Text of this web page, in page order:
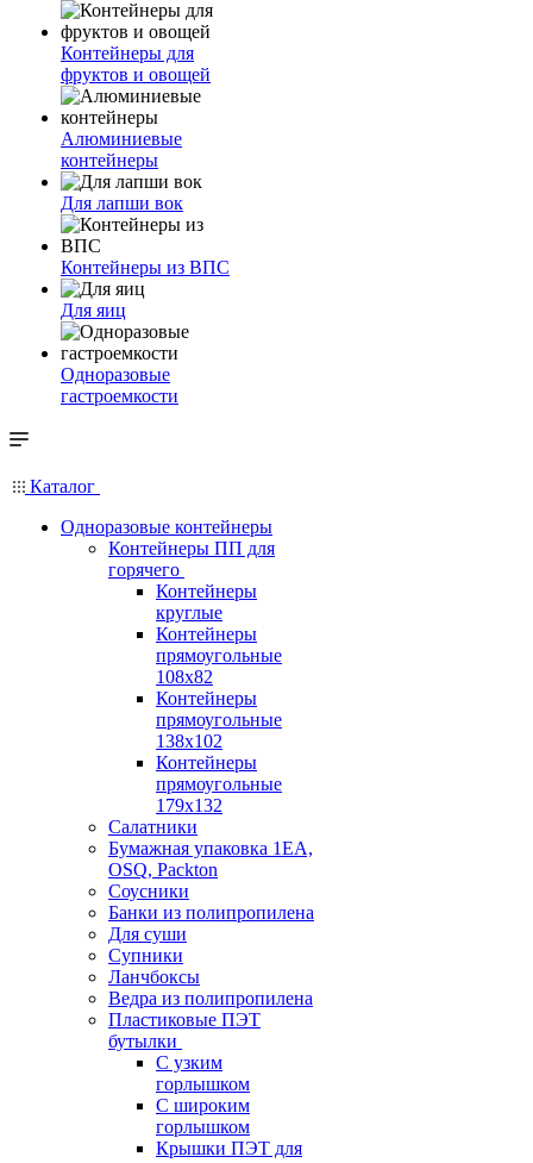
Контейнеры для
фруктов и овощей
Алюминиевые
контейнеры
Для лапши вок
Контейнеры из ВПС
Для яиц
Одноразовые
гастроемкости
Каталог
Одноразовые контейнеры
Контейнеры ПП для
горячего
Контейнеры
круглые
Контейнеры
прямоугольные
108х82
Контейнеры
прямоугольные
138х102
Контейнеры
прямоугольные
179х132
Салатники
Бумажная упаковка 1ЕА,
OSQ, Packton
Соусники
Банки из полипропилена
Для суши
Супники
Ланчбоксы
Ведра из полипропилена
Пластиковые ПЭТ
бутылки
С узким
горлышком
С широким
горлышком
Крышки ПЭТ для